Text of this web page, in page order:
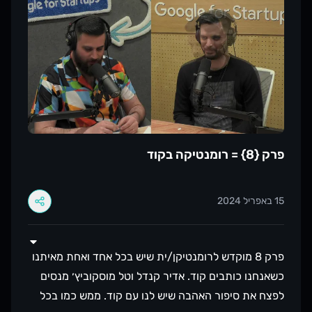
עבור לעמוד של
פרק {8} = רומנטיקה בקוד
15 באפריל 2024
פרק 8 מוקדש לרומנטיקן/ית שיש בכל אחד ואחת מאיתנו
כשאנחנו כותבים קוד. אדיר קנדל וטל מוסקוביץ׳ מנסים
לפצח את סיפור האהבה שיש לנו עם קוד. ממש כמו בכל